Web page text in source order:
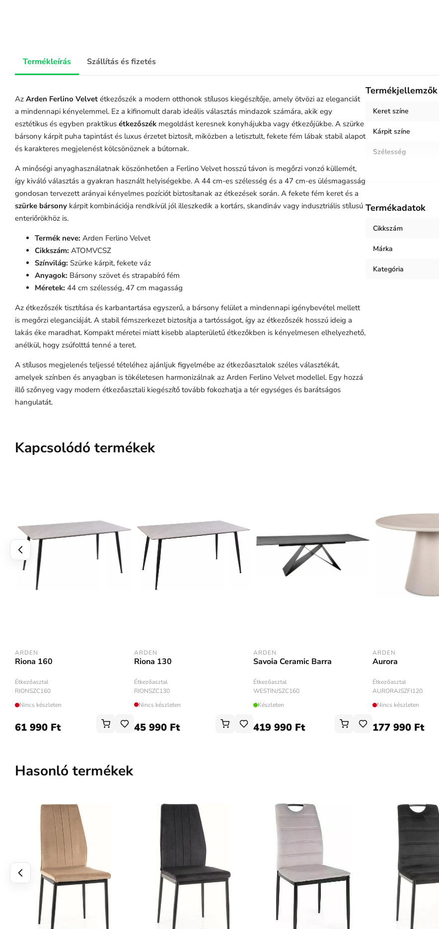
Termékleírás Szállítás és fizetés
Az Arden Ferlino Velvet étkezőszék a modern otthonok stílusos kiegészítője, amely ötvözi az eleganciát
a mindennapi kényelemmel. Ez a kifinomult darab ideális választás mindazok számára, akik egy
esztétikus és egyben praktikus étkezőszék megoldást keresnek konyhájukba vagy étkezőjükbe. A szürke
bársony kárpit puha tapintást és luxus érzetet biztosít, miközben a letisztult, fekete fém lábak stabil alapot
és karakteres megjelenést kölcsönöznek a bútornak.
A minőségi anyaghasználatnak köszönhetően a Ferlino Velvethosszú távon is megőrzi vonzó küllemét,
így kiváló választás a gyakran használt helyiségekbe. A 44 cm-es szélesség és a 47 cm-es ülésmagasság
gondosan tervezett arányai kényelmes pozíciót biztosítanak az étkezések során. A fekete fém keret és a
szürke bársony kárpit kombinációja rendkívül jól illeszkedik a kortárs, skandináv vagy indusztriális stílusú
enteriőrökhöz is.
Termék neve: Arden Ferlino Velvet
Cikkszám: ATOMVCSZ
Színvilág: Szürke kárpit, fekete váz
Anyagok: Bársony szövet és strapabíró fém
Méretek: 44 cm szélesség, 47 cm magasság
Az étkezőszék tisztítása és karbantartása egyszerű, a bársony felület a mindennapi igénybevétel mellett
is megőrzi eleganciáját. A stabil fémszerkezet biztosítja a tartósságot, így az étkezőszék hosszú ideig a
lakás éke maradhat. Kompakt méretei miatt kisebb alapterületű étkezőkben is kényelmesen elhelyezhető,
anélkül, hogy zsúfolttá tenné a teret.
A stílusos megjelenés teljessé tételéhez ajánljuk figyelmébe az étkezőasztalok széles választékát,
amelyek színben és anyagban is tökéletesen harmonizálnak az Arden Ferlino Velvet modellel. Egy hozzá
illő szőnyeg vagy modern étkezőasztali kiegészítő tovább fokozhatja a tér egységes és barátságos
hangulatát.
Termékjellemzők
Keret színe
Kárpit színe
Szélesség
Termék súlya
Keret anyaga
Kárpit anyaga
Termékadatok
Cikkszám
Márka
Kategória
Kapcsolódó termékek
ARDEN
Riona 160
Étkezőasztal
RIONSZC160
Nincs készleten
61 990 Ft
ARDEN
Riona 130
Étkezőasztal
RIONSZC130
Nincs készleten
45 990 Ft
ARDEN
Savoia Ceramic Barra
Étkezőasztal
WESTINJSZC160
Készleten
419 990 Ft
ARDEN
Aurora
Étkezőasztal
AURORAJSZFI120
Nincs készleten
177 990 Ft
Hasonló termékek